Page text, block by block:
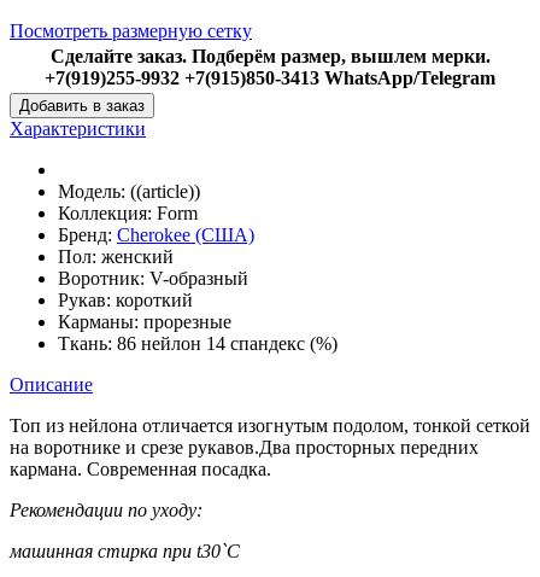
Посмотреть размерную сетку
Сделайте заказ. Подберём размер, вышлем мерки.
+7(919)255-9932 +7(915)850-3413 WhatsApp/Telegram
Добавить в заказ
Характеристики
Модель: ((article))
Коллекция: Form
Бренд: Cherokee (США)
Пол: женский
Воротник: V-образный
Рукав: короткий
Карманы: прорезные
Ткань: 86 нейлон 14 спандекс (%)
Описание
Топ из нейлона отличается изогнутым подолом, тонкой сеткой
на воротнике и срезе рукавов.Два просторных передних
кармана. Современная посадка.
Рекомендации по уходу:
машинная стирка при t30`С